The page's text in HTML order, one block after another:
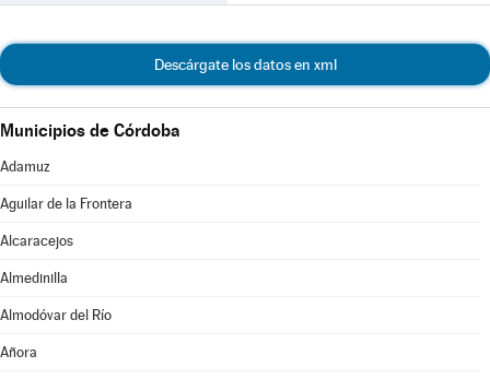
Descárgate los datos en xml
Municipios de Córdoba
Adamuz
Aguilar de la Frontera
Alcaracejos
Almedinilla
Almodóvar del Río
Añora